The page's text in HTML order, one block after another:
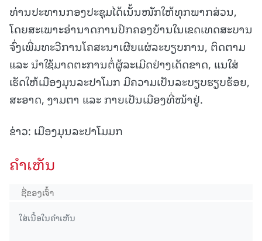
ທ່ານປະທານກອງປະຊຸມໄດ້ເນັ້ນໜັກໃຫ້ທຸກພາກສ່ວນ,
ໂດຍສະເພາະອຳນາດການປົກຄອງບ້ານໃນເຂດເທດສະບານ
ຈົ່ງເພີ່ມທະວີການໂຄສະນາເຜີຍແຜ່ລະບຽບການ, ຕິດຕາມ
ແລະ ນຳໃຊ້ມາດຕະການຕໍ່ຜູ້ລະເມີດຢ່າງເດັດຂາດ, ແນໃສ່
ເຮັດໃຫ້ເມືອງມຸນລະປາໂມກ ມີຄວາມເປັນລະບຽບຮຽບຮ້ອຍ,
ສະອາດ, ງາມຕາ ແລະ ກາຍເປັນເມືອງທີ່ໜ້າຢູ່.
ຂ່າວ: ເມືອງມຸນລະປາໂມມກ
ຄໍາເຫັນ